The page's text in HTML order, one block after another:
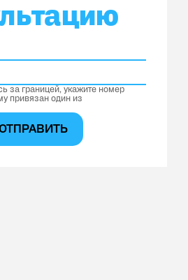
за границей, укажите номер
привязан один из